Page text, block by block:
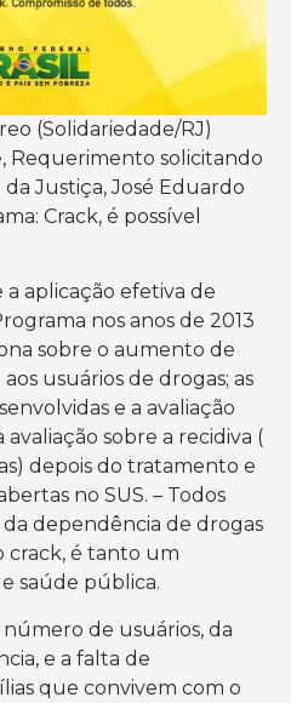
(Solidariedade/RJ)
Requerimento solicitando
Justiça, José Eduardo
Crack, é possível
aplicação efetiva de
nos anos de 2013
sobre o aumento de
usuários de drogas; as
e a avaliação
avaliação sobre a recidiva (
depois do tratamento e
no SUS. – Todos
dependência de drogas
crack, é tanto um
saúde pública.
de usuários, da
e a falta de
que convivem com o